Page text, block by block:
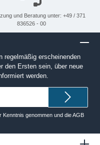
und Beratung unter: +49 / 371
836526 - 00
regelmäßig erscheinenden
den Ersten sein, über neue
werden.
Kenntnis genommen und dieAGB